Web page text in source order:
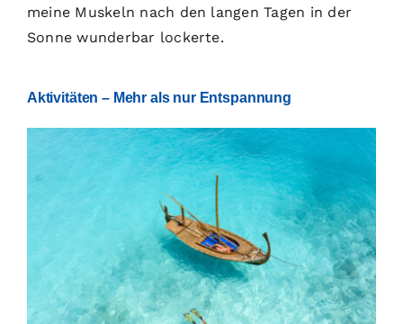
meine Muskeln nach den langen Tagen in der
Sonne wunderbar lockerte.
Aktivitäten – Mehr als nur Entspannung